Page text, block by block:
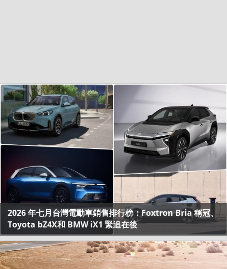
2026 年七月台灣電動車銷售排行榜：Foxtron Bria 稱冠、
Toyota bZ4X和 BMW iX1 緊追在後